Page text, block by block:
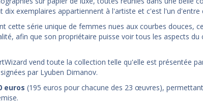
exemplaires appartiennent à l'artiste et c'est l'un d'entre
cette série unique de femmes nues aux courbes douces,
afin que son propriétaire puisse voir tous les aspects du
vend toute la collection telle qu'elle est présentée
par Lyuben Dimanov.
euros (195 euros pour chacune des 23 œuvres),